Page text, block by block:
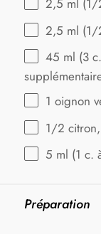
2,5 ml (1/
45 ml (3
1 oignon
1/2
5 ml (1 c.
Préparation